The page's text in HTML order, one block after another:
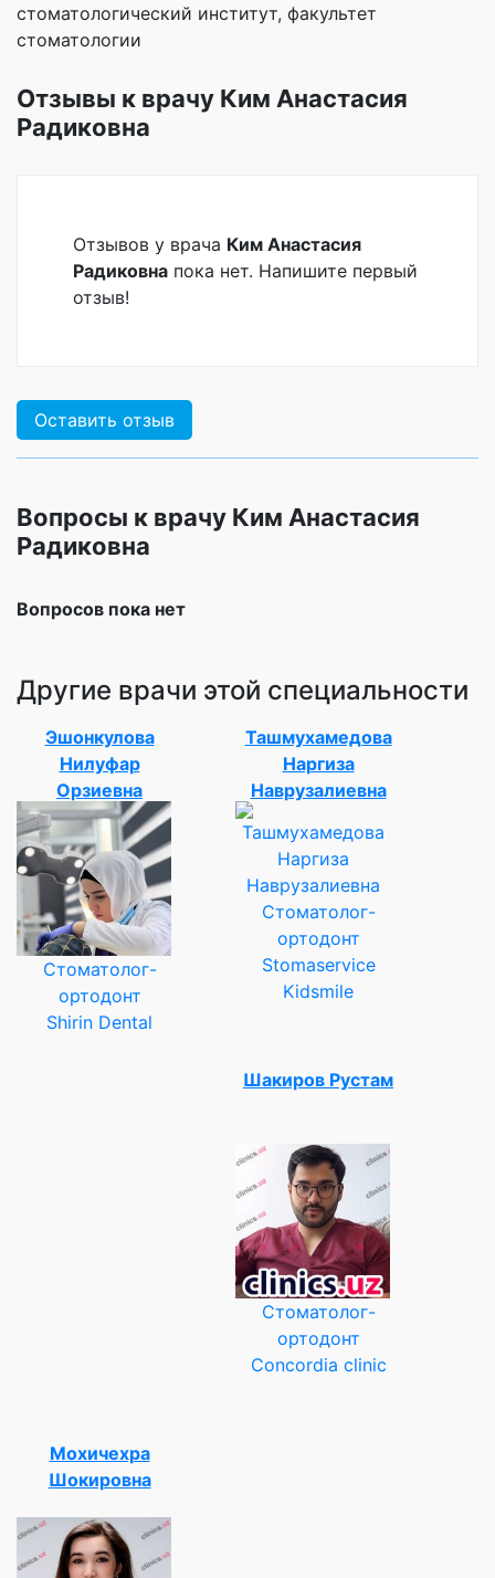
стоматологический институт, факультет
стоматологии
Отзывы к врачу Ким Анастасия
Радиковна
Отзывов у врача Ким Анастасия
Радиковна пока нет. Напишите первый
отзыв!
Оставить отзыв
Вопросы к врачу Ким Анастасия
Радиковна
Вопросов пока нет
Другие врачи этой специальности
Эшонкулова
Нилуфар
Орзиевна
Стоматолог-
ортодонт
Shirin Dental
Ташмухамедова
Наргиза
Наврузалиевна
Стоматолог-
ортодонт
Stomaservice
Kidsmile
Шакиров Рустам
Стоматолог-
ортодонт
Concordia clinic
Мохичехра
Шокировна